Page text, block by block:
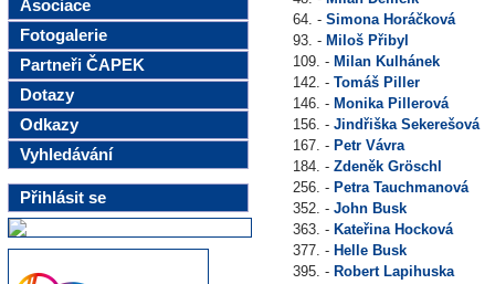
Asociace
Fotogalerie
Partneři ČAPEK
Dotazy
Odkazy
Vyhledávání
Přihlásit se
64. - Simona Horáčková
93. - Miloš Přibyl
109. - Milan Kulhánek
142. - Tomáš Piller
146. - Monika Pillerová
156. - Jindřiška Sekerešová
167. - Petr Vávra
184. - Zdeněk Gröschl
256. - Petra Tauchmanová
352. - John Busk
363. - Kateřina Hocková
377. - Helle Busk
395. - Robert Lapihuska